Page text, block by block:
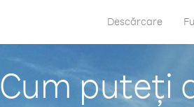
Descărcare
Cum puteți